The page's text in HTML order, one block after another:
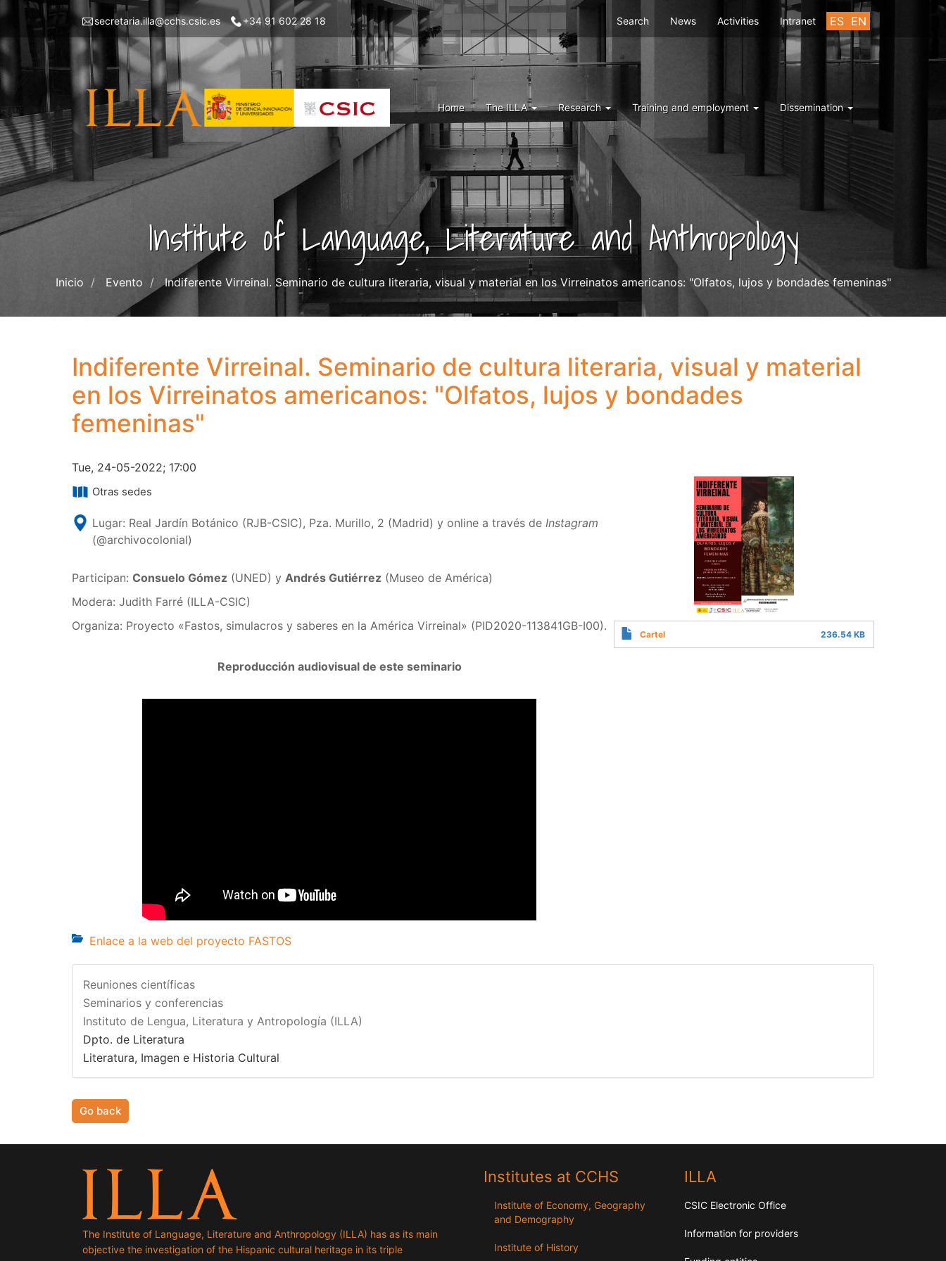
main
content
Menu
left
ILLA
secretaria.illa@cchs.csic.es +34 91 602 28 18 ES EN
Menu
right
ILLA
Search News Activities Intranet
Home The ILLA Research Training and employment Dissemination
Institute of Language, Literature and Anthropology
Inicio Evento Indiferente Virreinal. Seminario de cultura literaria, visual y material en los Virreinatos americanos: "Olfatos, lujos y bondades femeninas"
Indiferente Virreinal. Seminario de cultura literaria, visual y material
en los Virreinatos americanos: "Olfatos, lujos y bondades
femeninas"
Tue, 24-05-2022; 17:00
Otras sedes
Lugar: Real Jardín Botánico (RJB-CSIC), Pza. Murillo, 2 (Madrid) y online a través de Instagram
(@archivocolonial)
Participan: Consuelo Gómez (UNED) y Andrés Gutiérrez (Museo de América)
Modera: Judith Farré (ILLA-CSIC)
Organiza: Proyecto «Fastos, simulacros y saberes en la América Virreinal» (PID2020-113841GB-I00).
Reproducción audiovisual de este seminario
Cartel 236.54 KB
Enlace a la web del proyecto FASTOS
Reuniones científicas
Seminarios y conferencias
Instituto de Lengua, Literatura y Antropología (ILLA)
Dpto. de Literatura
Literatura, Imagen e Historia Cultural
Go back
The Institute of Language, Literature and Anthropology (ILLA) has as its main
objective the investigation of the Hispanic cultural heritage in its triple
Institutes at CCHS
Institute of Economy, Geography
and Demography
Institute of History
ILLA
CSIC Electronic Office
Information for providers